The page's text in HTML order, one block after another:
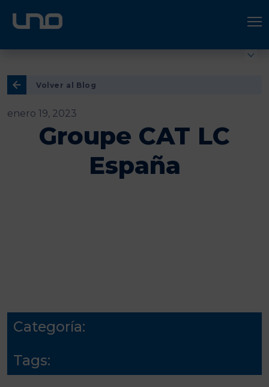
ÚNETE A UNO LOGÍSTICA
Volver al Blog
enero 19, 2023
Groupe CAT LC
España
Categoría:
Tags: